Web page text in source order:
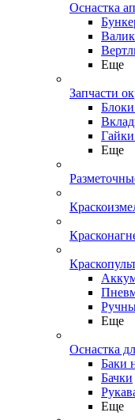
Оснастка
Еще
Запчасти
Еще
Еще
Оснастка
Баки
Бачки
Еще